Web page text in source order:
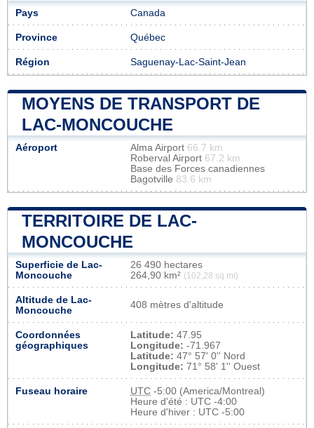
Pays Canada
Province Québec
Région Saguenay-Lac-Saint-Jean
MOYENS DE TRANSPORT DE
LAC-MONCOUCHE
Aéroport Alma Airport 66.7 km
Roberval Airport 67.2 km
Base des Forces canadiennes
Bagotville 83.6 km
TERRITOIRE DE LAC-
MONCOUCHE
Superficie de Lac-
Moncouche
26 490 hectares
264,90 km² (102,28 sq mi)
Altitude de Lac-
Moncouche
408 mètres d'altitude
Coordonnées
géographiques
Latitude: 47.95
Longitude: -71.967
Latitude: 47° 57' 0'' Nord
Longitude: 71° 58' 1'' Ouest
Fuseau horaire UTC -5:00 (America/Montreal)
Heure d'été : UTC -4:00
Heure d'hiver : UTC -5:00